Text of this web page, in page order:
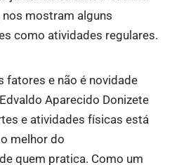
nos mostram alguns
como atividades regulares.
fatores e não é novidade
Aparecido Donizete
e atividades físicas está
melhor do
quem pratica. Como um